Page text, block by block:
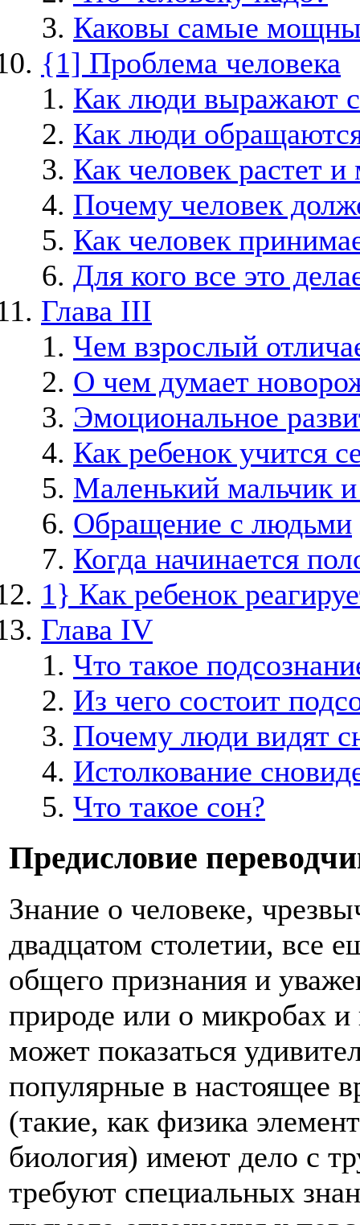
Каковы самые
{1] Проблема человека
Как люди выражают
Как люди
Как человек растет и
Почему человек
Как человек
Для кого все это
Глава III
Чем взрослый
О чем думает
Эмоциональное
Как ребенок учится
Маленький мальчик и
Обращение с людьми
Когда начинается
1} Как ребенок
Глава IV
Что такое
Из чего состоит
Почему люди видят
Истолкование
Что такое сон?
Предисловие
Знание о человеке,
двадцатом столетии, все
общего признания и
природе или о микробах и
может показаться
популярные в настоящее
(такие, как физика
биология) имеют дело с
требуют специальных